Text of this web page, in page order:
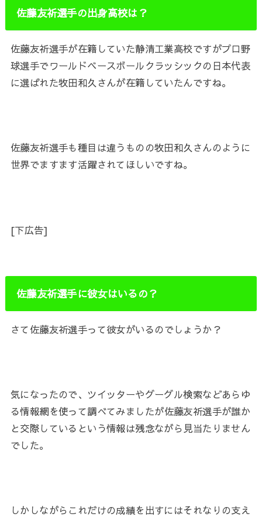
佐藤友祈選手の出身高校は？
佐藤友祈選手が在籍していた静清工業高校ですがプロ野
球選手でワールドベースボールクラッシックの日本代表
に選ばれた牧田和久さんが在籍していたんですね。
佐藤友祈選手も種目は違うものの牧田和久さんのように
世界でますます活躍されてほしいですね。
[下広告]
佐藤友祈選手に彼女はいるの？
さて佐藤友祈選手って彼女がいるのでしょうか？
気になったので、ツイッターやグーグル検索などあらゆ
る情報網を使って調べてみましたが佐藤友祈選手が誰か
と交際しているという情報は残念ながら見当たりません
でした。
しかしながらこれだけの成績を出すにはそれなりの支え